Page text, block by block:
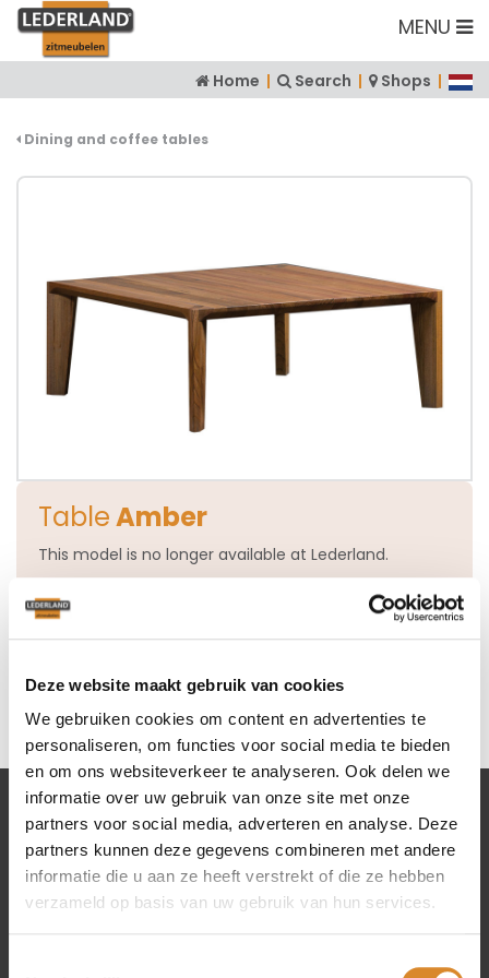
Deze website maakt gebruik van cookies
We gebruiken cookies om content en advertenties te
personaliseren, om functies voor social media te bieden
en om ons websiteverkeer te analyseren. Ook delen we
informatie over uw gebruik van onze site met onze
partners voor social media, adverteren en analyse. Deze
partners kunnen deze gegevens combineren met andere
informatie die u aan ze heeft verstrekt of die ze hebben
verzameld op basis van uw gebruik van hun services.
MENU
Home | Search | Shops |
Dining and coffee tables
TableAmber
This model is no longer available at Lederland.
View all our Dining and coffee tables
Lederland shops
Amsterdam
Utrecht